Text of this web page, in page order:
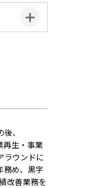
、
再生・事業
ラウンドに
務め、黒字
改善業務を